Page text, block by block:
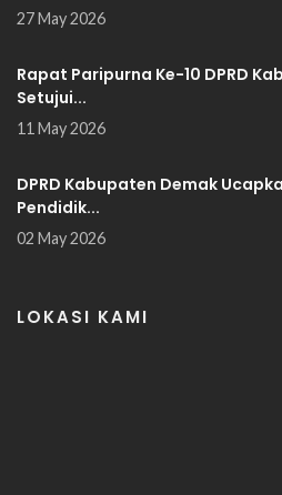
27 May 2026
Rapat Paripurna Ke-10 DPRD
Setujui...
11 May 2026
DPRD Kabupaten Demak
Pendidik...
02 May 2026
LOKASI KAMI